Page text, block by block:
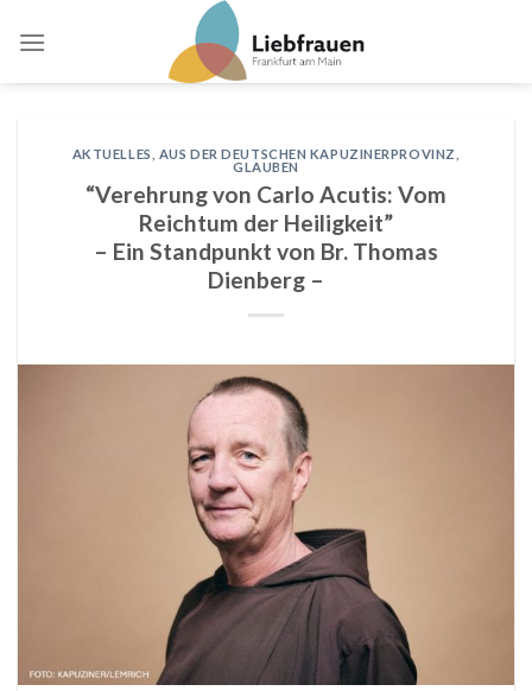
AKTUELLES AUS DER DEUTSCHEN KAPUZINERPROVINZ
GLAUBEN
“Verehrung von Carlo Acutis: Vom
Reichtum der Heiligkeit”
– Ein Standpunkt von Br. Thomas
Dienberg –